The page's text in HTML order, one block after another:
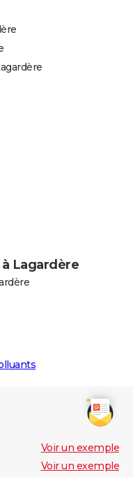
Lagardère
Voir un exemple
Voir un exemple